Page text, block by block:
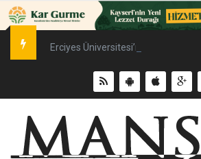
Erciyes Üniversitesi’nde